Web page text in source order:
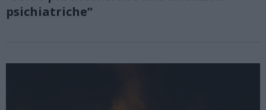
psichiatriche”